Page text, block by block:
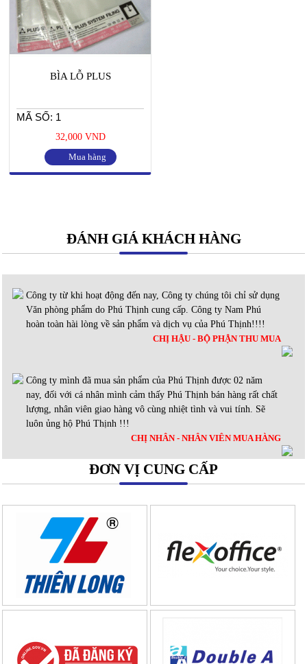
BÌA LỖ PLUS
MÃ SỐ: 1
32,000 VND
Mua hàng
ĐÁNH GIÁ KHÁCH HÀNG
Công ty từ khi hoạt động đến nay, Công ty chúng tôi chỉ sử dụng
Văn phòng phẩm do Phú Thịnh cung cấp. Công ty Nam Phú
hoàn toàn hài lòng về sản phẩm và dịch vụ của Phú Thịnh!!!!
CHỊ HẬU - BỘ PHẬN THU MUA
Công ty mình đã mua sản phẩm của Phú Thịnh được 02 năm
nay, đối với cá nhân mình cảm thấy Phú Thịnh bán hàng rất chất
lượng, nhân viên giao hàng vô cùng nhiệt tình và vui tính. Sẽ
luôn ủng hộ Phú Thịnh !!!
CHỊ NHÂN - NHÂN VIÊN MUA HÀNG
ĐƠN VỊ CUNG CẤP